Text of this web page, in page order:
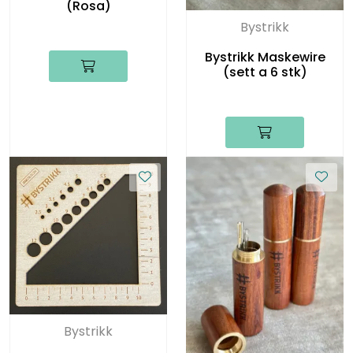
(Rosa)
Bystrikk
Bystrikk Maskewire
(sett a 6 stk)
Bystrikk